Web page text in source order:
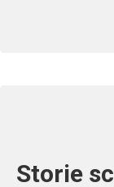
Storie